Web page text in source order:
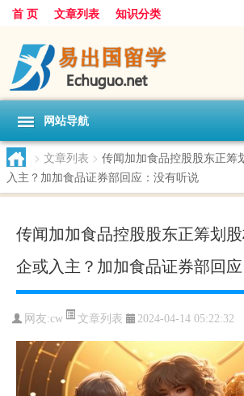
首 页 文章列表 知识分类
网站导航
> 文章列表 > 传闻加加食品控股股东正筹
入主？加加食品证券部回应：没有听说
传闻加加食品控股股东正筹划
企或入主？加加食品证券部回
网友:cw 文章列表 2024-04-14 05:22:32